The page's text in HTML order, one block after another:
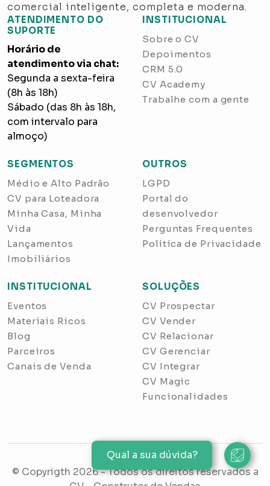
comercial inteligente, completa e moderna.
INSTITUCIONAL
Sobre o CV
Depoimentos
CRM 5.0
CV Academy
Trabalhe com a gente
SEGMENTOS
Médio e Alto Padrão
CV para Loteadora
Minha Casa, Minha
Vida
Lançamentos
Imobiliários
OUTROS
LGPD
Portal do
desenvolvedor
Perguntas Frequentes
Política de Privacidade
INSTITUCIONAL
Eventos
Materiais Ricos
Blog
Parceiros
Canais de Venda
SOLUÇÕES
CV Prospectar
CV Vender
CV Relacionar
CV Gerenciar
CV Integrar
CV Magic
Funcionalidades
ATENDIMENTO DO
SUPORTE
Horário de
atendimento via chat:
Segunda a sexta-feira
(8h às 18h)
Sábado (das 8h às 18h,
com intervalo para
almoço)
© Copyrigth 2026- Todos os direitos reservados a
Qual a sua dúvida?